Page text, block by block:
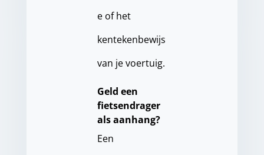
e of het
kentekenbewijs
van je voertuig.
Geld een
fietsendrager
als aanhang?
Een